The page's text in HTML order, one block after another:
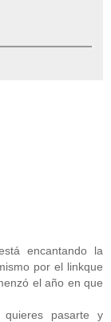
encantando la
por el linkque
el año en que
pasarte y